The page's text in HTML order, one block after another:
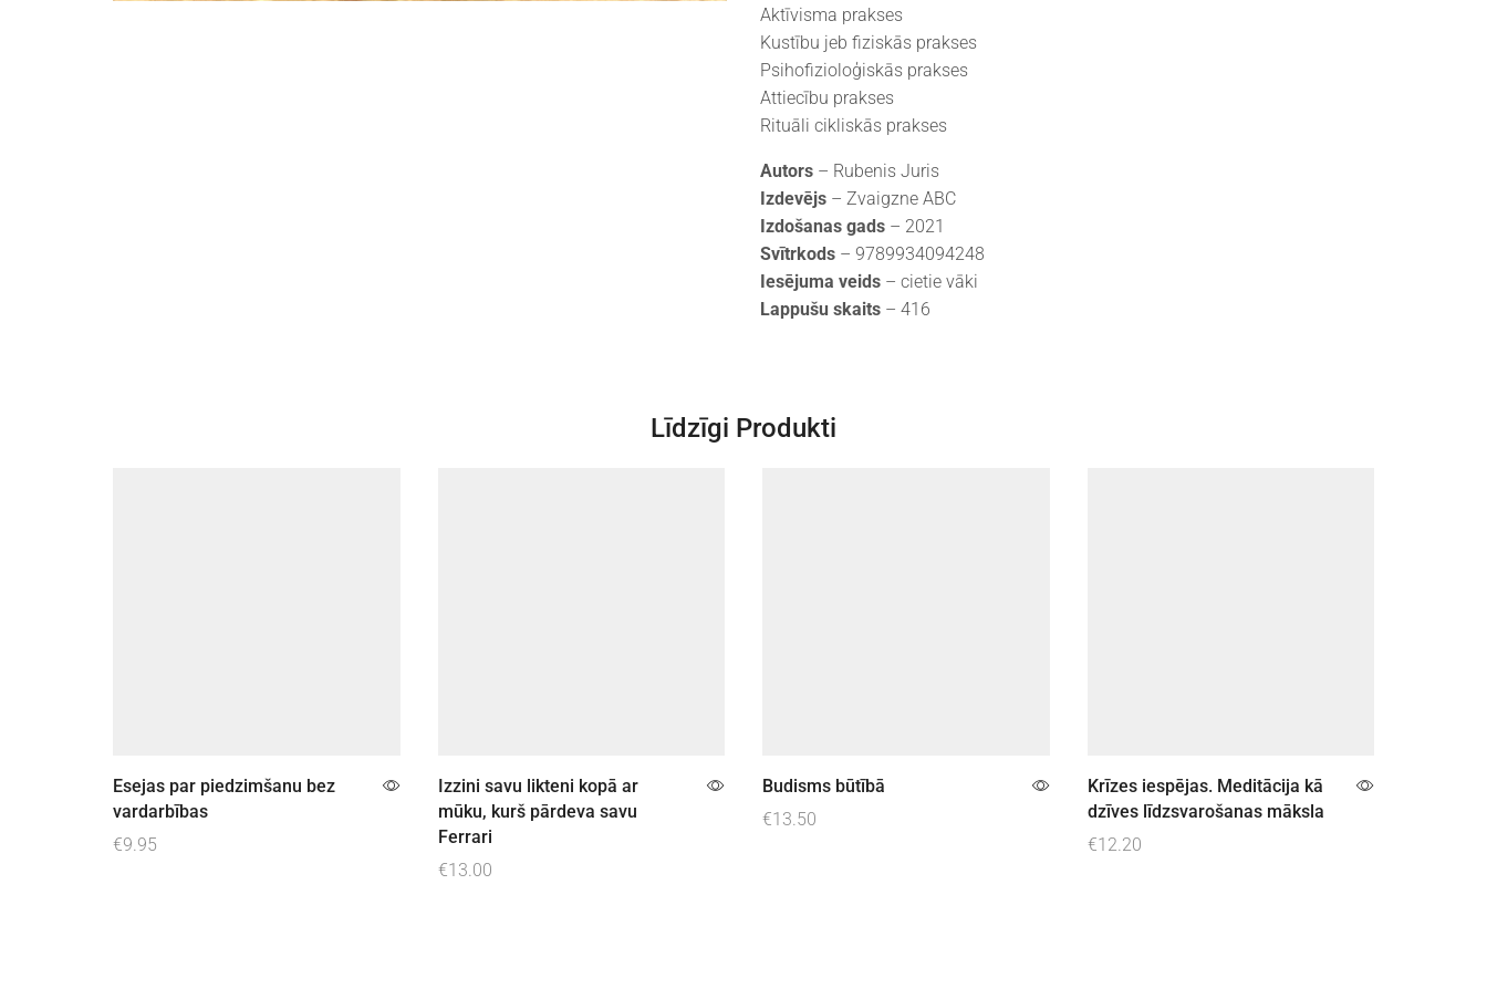
Aktīvisma prakses
Kustību jeb fiziskās prakses
Psihofizioloģiskās prakses
Attiecību prakses
Rituāli cikliskās prakses
Autors – Rubenis Juris
Izdevējs – Zvaigzne ABC
Izdošanas gads – 2021
Svītrkods – 9789934094248
Iesējuma veids – cietie vāki
Lappušu skaits – 416
Līdzīgi Produkti
Esejas par piedzimšanu bez
vardarbības
€9.95
Izzini savu likteni kopā ar
mūku, kurš pārdeva savu
Ferrari
€13.00
Budisms būtībā
€13.50
Krīzes iespējas. Meditācija kā
dzīves līdzsvarošanas māksla
€12.20